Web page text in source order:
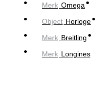
Merk Omega
Object Horloge
Merk Breitling
Merk Longines